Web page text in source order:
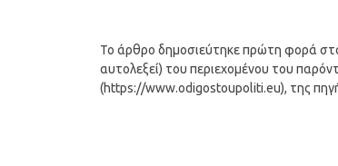
Το άρθρο δημοσιεύτηκε πρώτη φορά
αυτολεξεί) του περιεχομένου του
(https://www.odigostoupoliti.eu), της